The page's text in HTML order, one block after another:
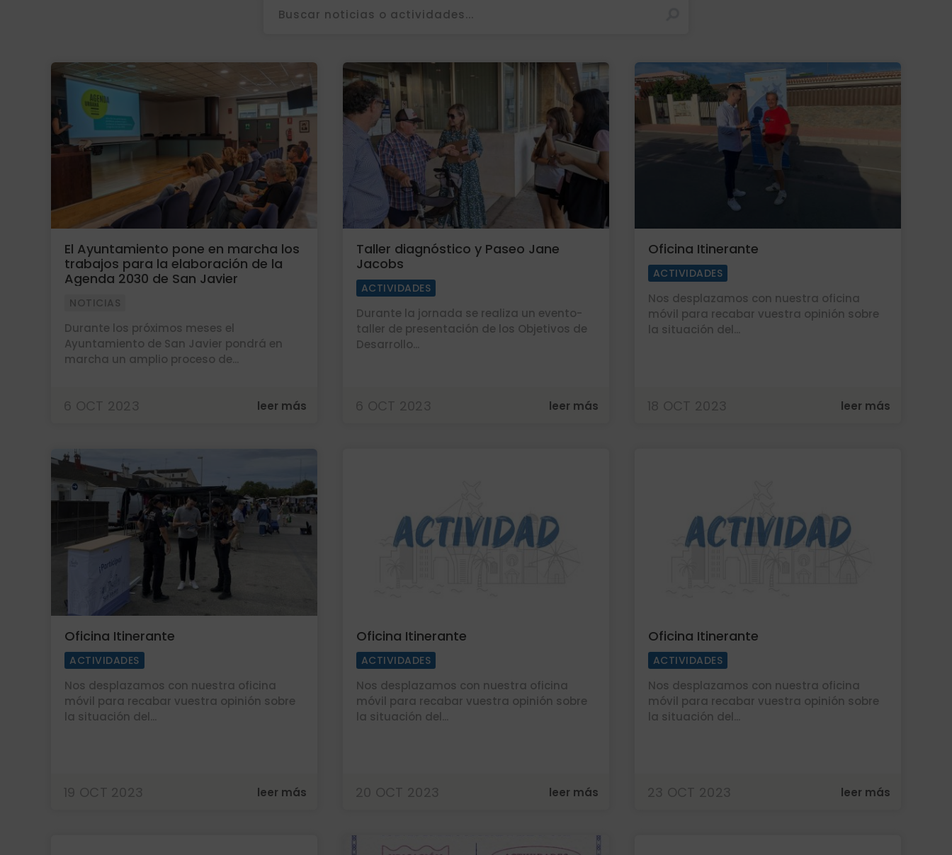
El Ayuntamiento pone en marcha los
trabajos para la elaboración de la
Agenda 2030 de San Javier
6 OCT 2023
NOTICIAS
Durante los próximos meses el
Ayuntamiento de San Javier pondrá en
marcha un amplio proceso de...
leer más
Oficina Itinerante
19 OCT 2023
ACTIVIDADES
Nos desplazamos con nuestra oficina
móvil para recabar vuestra opinión sobre
la situación del...
leer más
Taller diagnóstico y Paseo Jane
Jacobs
6 OCT 2023
ACTIVIDADES
Durante la jornada se realiza un evento-
taller de presentación de los Objetivos de
Desarrollo...
leer más
Oficina Itinerante
20 OCT 2023
ACTIVIDADES
Nos desplazamos con nuestra oficina
móvil para recabar vuestra opinión sobre
la situación del...
leer más
Oficina Itinerante
18 OCT 2023
ACTIVIDADES
Nos desplazamos con nuestra oficina
móvil para recabar vuestra opinión sobre
la situación del...
leer más
Oficina Itinerante
23 OCT 2023
ACTIVIDADES
Nos desplazamos con nuestra oficina
móvil para recabar vuestra opinión sobre
la situación del...
leer más